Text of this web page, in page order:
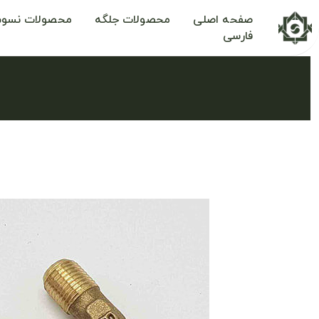
صفحه اصلی محصولات جلگه
محصولات
فارسی